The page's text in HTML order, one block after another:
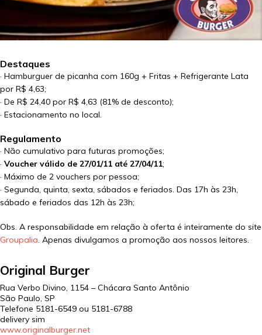
Destaques
· Hamburguer de picanha com 160g + Fritas + Refrigerante Lata
por R$ 4,63;
· De R$ 24,40 por R$ 4,63 (81% de desconto);
· Estacionamento no local.
Regulamento
· Não cumulativo para futuras promoções;
· Voucher válido de 27/01/11 até 27/04/11;
· Máximo de 2 vouchers por pessoa;
· Segunda, quinta, sexta, sábados e feriados. Das 17h às 23h,
sábado e feriados das 12h às 23h;
Obs. A responsabilidade em relação à oferta é inteiramente do site
Groupalia. Apenas divulgamos a promoção aos nossos leitores.
Original Burger
Rua Verbo Divino, 1154 – Chácara Santo Antônio
São Paulo, SP
Telefone 5181-6549 ou 5181-6788
delivery sim
www.originalburger.net